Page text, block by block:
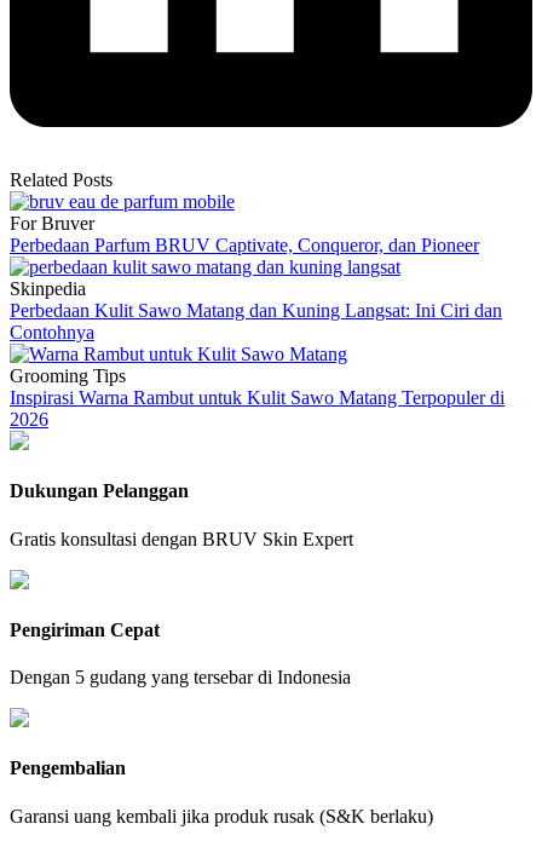
Related Posts
For Bruver
Perbedaan Parfum BRUV Captivate, Conqueror, dan Pioneer
Skinpedia
Perbedaan Kulit Sawo Matang dan Kuning Langsat: Ini Ciri dan
Contohnya
Grooming Tips
Inspirasi Warna Rambut untuk Kulit Sawo Matang Terpopuler di
2026
Dukungan Pelanggan
Gratis konsultasi dengan BRUV Skin Expert
Pengiriman Cepat
Dengan 5 gudang yang tersebar di Indonesia
Pengembalian
Garansi uang kembali jika produk rusak (S&K berlaku)